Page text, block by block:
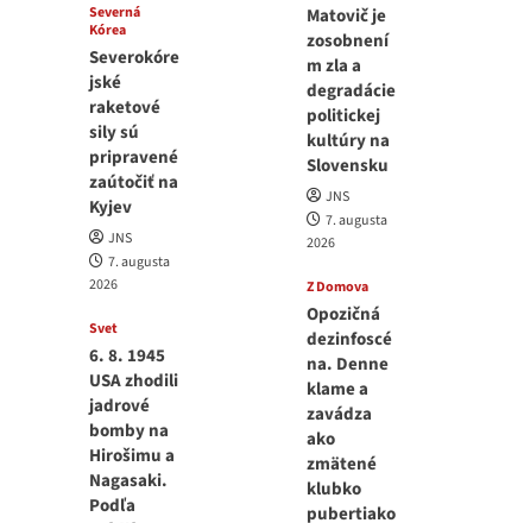
Severná
Kórea
Severokóre
jské
raketové
sily sú
pripravené
zaútočiť na
Kyjev
JNS
7. augusta
2026
Svet
6. 8. 1945
USA zhodili
jadrové
bomby na
Hirošimu a
Nagasaki.
Podľa
Matovič je
zosobnení
m zla a
degradácie
politickej
kultúry na
Slovensku
JNS
7. augusta
2026
Z Domova
Opozičná
dezinfoscé
na. Denne
klame a
zavádza
ako
zmätené
klubko
pubertiako